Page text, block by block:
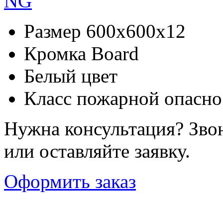
Размер 600х600х12
Кромка Board
Белый цвет
Класс пожарной
Нужна консультация?
или оставляйте заявку.
Оформить заказ